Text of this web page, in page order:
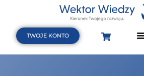
TWOJE KONTO